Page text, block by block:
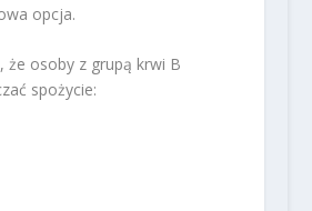
opcja.
że osoby z grupą krwi B
spożycie: